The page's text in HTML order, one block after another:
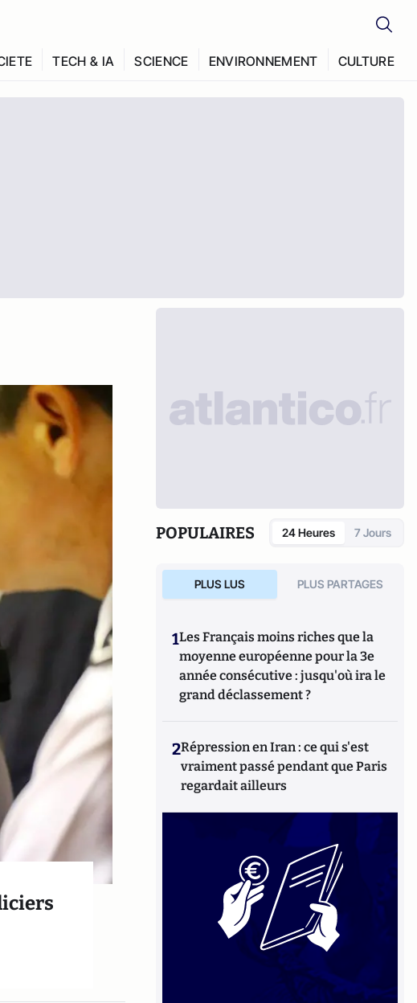
TECH & IA SCIENCE ENVIRONNEMENT CULTURE
POPULAIRES 24 Heures 7 Jours
PLUS LUS PLUS PARTAGES
1Les Français moins riches que la
moyenne européenne pour la 3e
année consécutive : jusqu'où ira le
grand déclassement ?
2Répression en Iran : ce qui s'est
vraiment passé pendant que Paris
regardait ailleurs